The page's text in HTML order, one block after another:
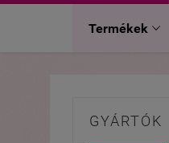
Termékek 
GYÁRTÓK